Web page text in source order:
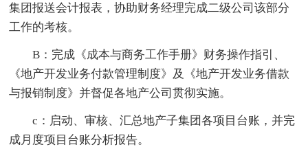
集团报送会计报表，协助财务经理完成二级公司该部分
工作的考核。
B：完成《成本与商务工作手册》财务操作指引、
《地产开发业务付款管理制度》及《地产开发业务借款
与报销制度》并督促各地产公司贯彻实施。
c：启动、审核、汇总地产子集团各项目台账，并完
成月度项目台账分析报告。